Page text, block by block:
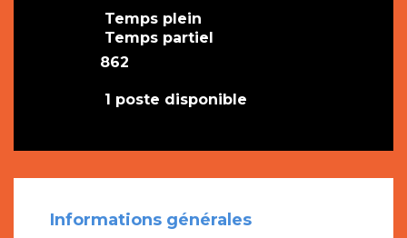
Temps plein
Temps partiel
862
1 poste disponible
Informations générales